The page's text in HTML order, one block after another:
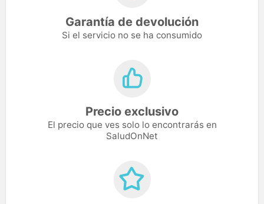
Garantía de devolución
Si el servicio no se ha consumido
Precio exclusivo
El precio que ves solo lo encontrarás en
SaludOnNet